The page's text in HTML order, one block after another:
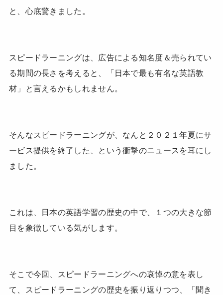
と、心底驚きました。
スピードラーニングは、広告による知名度＆売られてい
る期間の長さを考えると、「日本で最も有名な英語教
材」と言えるかもしれません。
そんなスピードラーニングが、なんと２０２１年夏にサ
ービス提供を終了した、という衝撃のニュースを耳にし
ました。
これは、日本の英語学習の歴史の中で、１つの大きな節
目を象徴している気がします。
そこで今回、スピードラーニングへの哀悼の意を表し
て、スピードラーニングの歴史を振り返りつつ、「聞き